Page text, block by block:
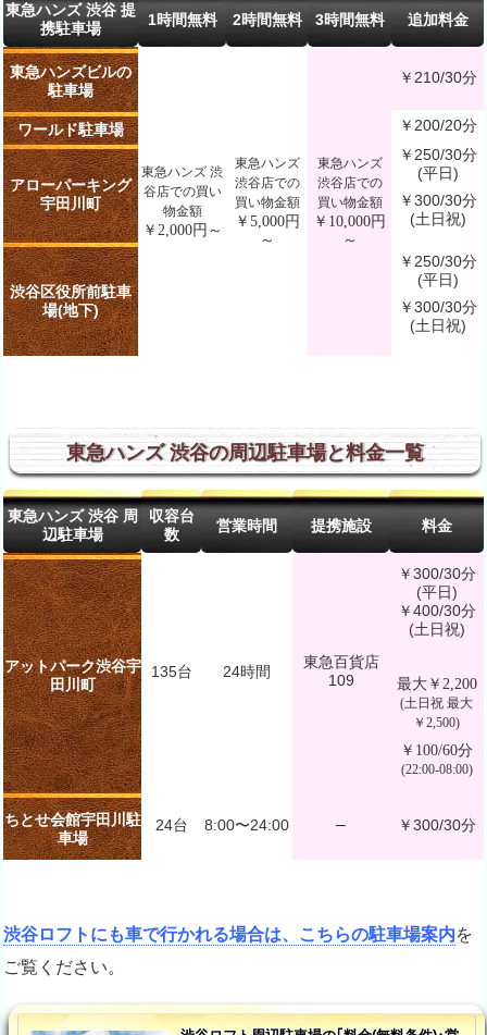
東急ハンズ 渋谷 提
携駐車場
1時間無料 2時間無料 3時間無料 追加料金
東急ハンズビルの
駐車場
東急ハンズ 渋
谷店での買い
物金額
￥2,000円～
東急ハンズ
渋谷店での
買い物金額
￥5,000円
～
東急ハンズ
渋谷店での
買い物金額
￥10,000円
～
￥210/30分
ワールド駐車場 ￥200/20分
アローパーキング
宇田川町
￥250/30分
(平日)
￥300/30分
(土日祝)
渋谷区役所前駐車
場(地下)
￥250/30分
(平日)
￥300/30分
(土日祝)
東急ハンズ 渋谷の周辺駐車場と料金一覧
東急ハンズ 渋谷 周
辺駐車場
収容台
数
営業時間 提携施設 料金
アットパーク渋谷宇
田川町
135台 24時間
東急百貨店
109
￥300/30分
(平日)
￥400/30分
(土日祝)
最大￥2,200
(土日祝 最大
￥2,500)
￥100/60分
(22:00‐08:00)
ちとせ会館宇田川駐
車場
24台 8:00〜24:00 – ￥300/30分
渋谷ロフトにも車で行かれる場合は、こちらの駐車場案内を
ご覧ください。